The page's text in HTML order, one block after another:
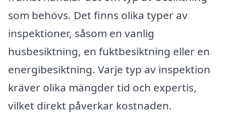
som behövs. Det finns olika typer av
inspektioner, såsom en vanlig
husbesiktning, en fuktbesiktning eller en
energibesiktning. Varje typ av inspektion
kräver olika mängder tid och expertis,
vilket direkt påverkar kostnaden.